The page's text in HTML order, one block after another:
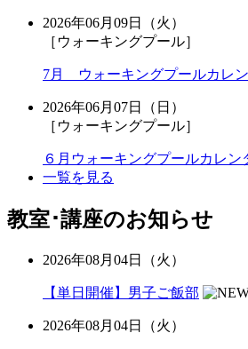
2026年06月09日（火）
［ウォーキングプール］
7月 ウォーキングプールカレ
2026年06月07日（日）
［ウォーキングプール］
６月ウォーキングプールカレン
一覧を見る
教室･講座のお知らせ
2026年08月04日（火）
【単日開催】男子ご飯部
2026年08月04日（火）